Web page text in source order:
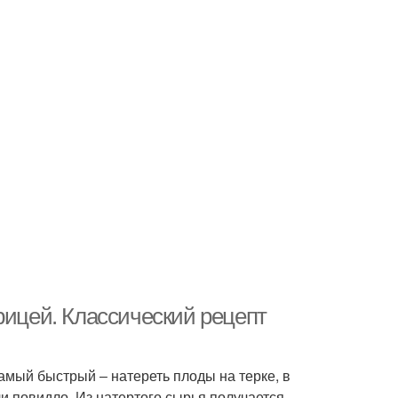
Классический рецепт
быстрый ‒ натереть плоды на терке, в